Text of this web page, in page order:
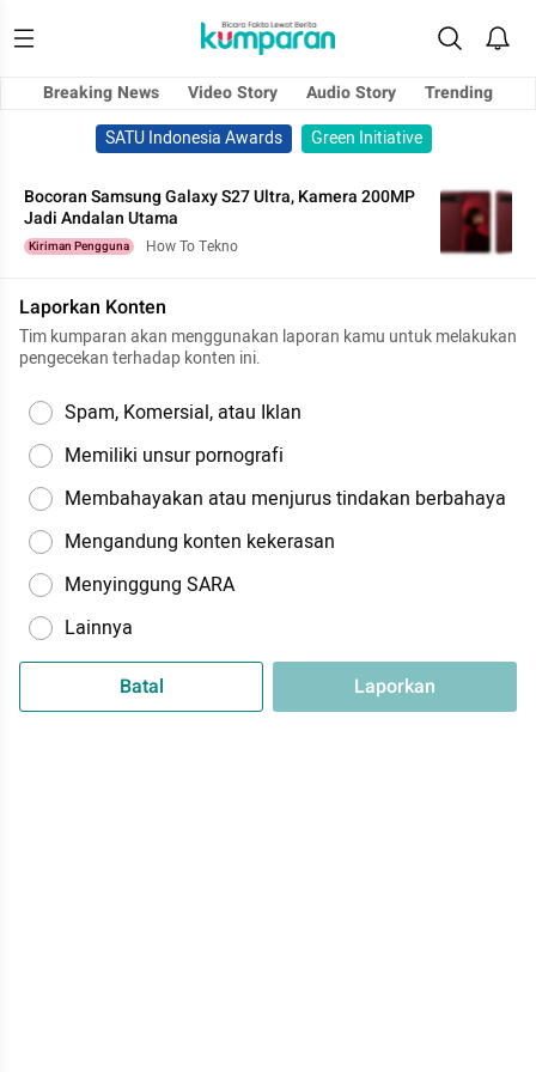
Breaking News Video Story Audio Story
Trending
SATU Indonesia Awards
Green Initiative
Bocoran Samsung Galaxy S27 Ultra, Kamera 200MP
Jadi Andalan Utama
Kiriman Pengguna How To Tekno
Laporkan Konten
Tim kumparan akan menggunakan laporan kamu untuk melakukan
pengecekan terhadap konten ini.
Spam, Komersial, atau Iklan
Memiliki unsur pornografi
Membahayakan atau menjurus tindakan berbahaya
Mengandung konten kekerasan
Menyinggung SARA
Lainnya
Batal Laporkan